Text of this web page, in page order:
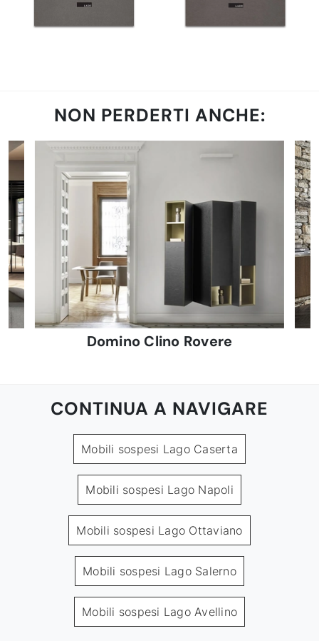
NON PERDERTI ANCHE:
Domino Clino Rovere
CONTINUA A NAVIGARE
Mobili sospesi Lago Caserta
Mobili sospesi Lago Napoli
Mobili sospesi Lago Ottaviano
Mobili sospesi Lago Salerno
Mobili sospesi Lago Avellino